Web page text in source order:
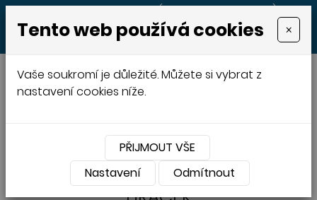
MENU
VÝROBA A PRODEJDŘEVĚNÝCH
Tento web používá cookies ×
Vaše soukromí je důležité. Můžete si vybrat z
nastavení cookies níže.
PŘIJMOUT VŠE
Nastavení
Odmítnout